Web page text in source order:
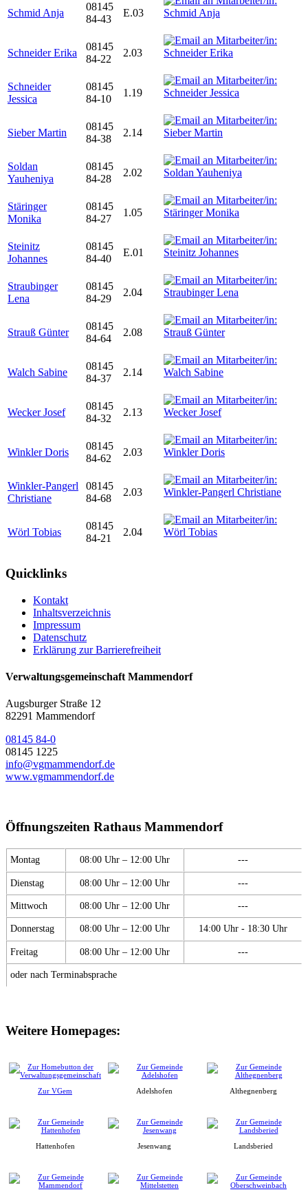
Schmid Anja
08145
84-43
E.03
Schneider Erika
08145
84-22
2.03
Schneider
Jessica
08145
84-10
1.19
Sieber Martin
08145
84-38
2.14
Soldan
Yauheniya
08145
84-28
2.02
Stäringer
Monika
08145
84-27
1.05
Steinitz
Johannes
08145
84-40
E.01
Straubinger
Lena
08145
84-29
2.04
Strauß Günter
08145
84-64
2.08
Walch Sabine
08145
84-37
2.14
Wecker Josef
08145
84-32
2.13
Winkler Doris
08145
84-62
2.03
Winkler-Pangerl
Christiane
08145
84-68
2.03
Wörl Tobias
08145
84-21
2.04
Quicklinks
Kontakt
Inhaltsverzeichnis
Impressum
Datenschutz
Erklärung zur Barrierefreiheit
Verwaltungsgemeinschaft Mammendorf
Augsburger Straße 12
82291 Mammendorf
08145 84-0
08145 1225
info@vgmammendorf.de
www.vgmammendorf.de
Öffnungszeiten Rathaus Mammendorf
Montag 08:00 Uhr – 12:00 Uhr ---
Dienstag 08:00 Uhr – 12:00 Uhr ---
Mittwoch 08:00 Uhr – 12:00 Uhr ---
Donnerstag 08:00 Uhr – 12:00 Uhr 14:00 Uhr - 18:30 Uhr
Freitag 08:00 Uhr – 12:00 Uhr ---
oder nach Terminabsprache
Weitere Homepages:
Zur VGem Adelshofen Althegnenberg
Hattenhofen Jesenwang Landsberied